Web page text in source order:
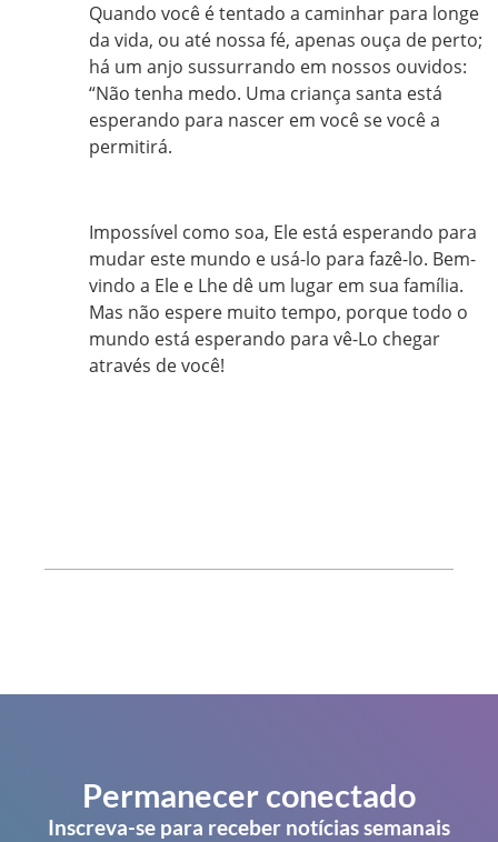
Quando você é tentado a caminhar para longe
da vida, ou até nossa fé, apenas ouça de perto;
há um anjo sussurrando em nossos ouvidos:
“Não tenha medo. Uma criança santa está
esperando para nascer em você se você a
permitirá.
Impossível como soa, Ele está esperando para
mudar este mundo e usá-lo para fazê-lo. Bem-
vindo a Ele e Lhe dê um lugar em sua família.
Mas não espere muito tempo, porque todo o
mundo está esperando para vê-Lo chegar
através de você!
Permanecer conectado
Inscreva-se para receber notícias semanais